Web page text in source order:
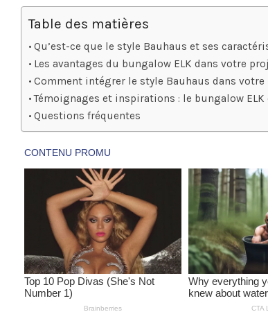
Table des matières
Qu’est-ce que le style Bauhaus et ses
Les avantages du bungalow ELK dans votre
Comment intégrer le style Bauhaus dans
Témoignages et inspirations : le bungalow
Questions fréquentes